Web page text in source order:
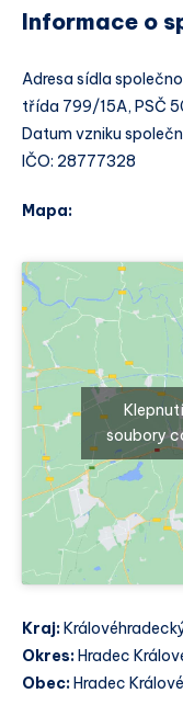
Informace o
Adresa sídla
třída 799/15A, PSČ
Datum vzniku
IČO: 28777328
Mapa:
soubory
Kraj:
Okres: Hradec
Obec: Hradec Králové